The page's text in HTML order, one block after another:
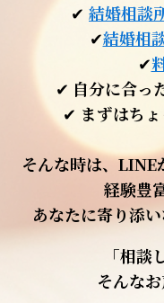
✔ 結婚相談
✔結婚相
✔
✔ 自分に合っ
✔ まずはち
そんな時は、LINE
経験豊
あなたに寄り添
「相談
そんな